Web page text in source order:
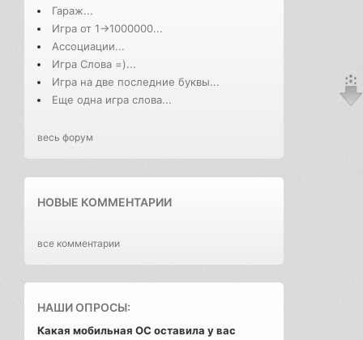
Гараж...
Игра от 1->1000000...
Ассоциации...
Игра Слова =)...
Игра на две последние буквы...
Еще одна игра слова...
весь форум
НОВЫЕ КОММЕНТАРИИ
все комментарии
НАШИ ОПРОСЫ:
Какая мобильная ОС оставила у вас